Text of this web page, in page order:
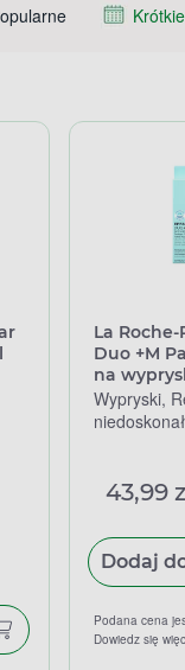
La
Duo +M
na
Wypryski,
43,99
Dodaj
Podana cena
Dowiedz się